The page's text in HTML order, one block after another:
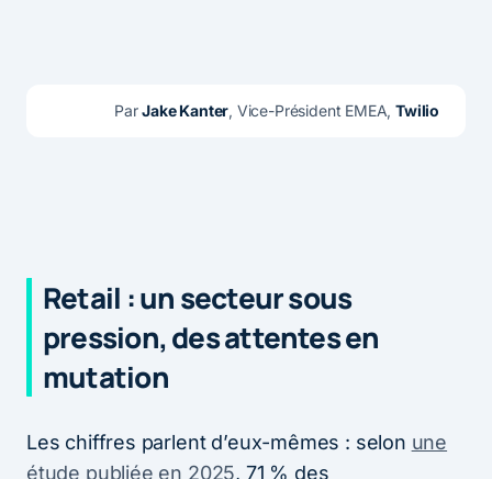
Par Jake Kanter, Vice-Président EMEA, Twilio
Retail : un secteur sous
pression, des attentes en
mutation
Les chiffres parlent d’eux-mêmes : selon une
étude publiée en 2025, 71 % des